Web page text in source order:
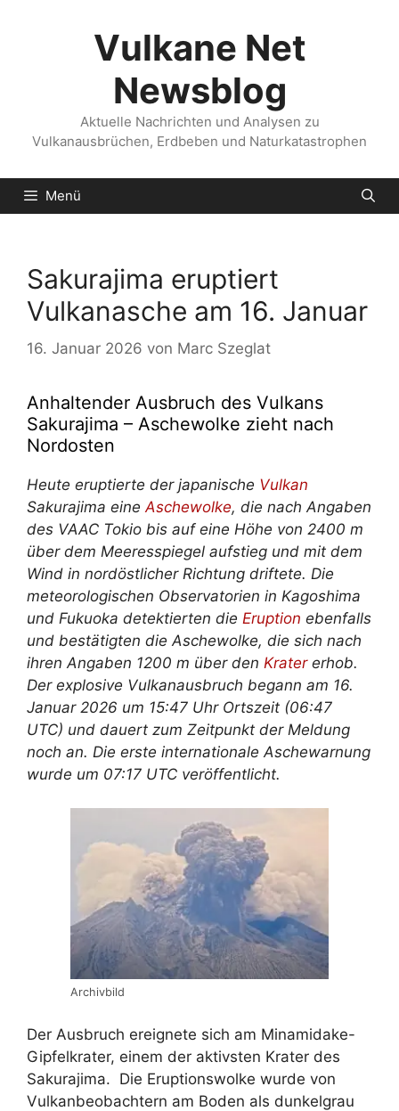
Vulkane Net
Newsblog
Aktuelle Nachrichten und Analysen zu
Vulkanausbrüchen, Erdbeben und Naturkatastrophen
Menü
Sakurajima eruptiert
Vulkanasche am 16. Januar
16. Januar 2026 von Marc Szeglat
Anhaltender Ausbruch des Vulkans
Sakurajima – Aschewolke zieht nach
Nordosten
Heute eruptierte der japanische Vulkan
Sakurajima eine Aschewolke, die nach Angaben
des VAAC Tokio bis auf eine Höhe von 2400 m
über dem Meeresspiegel aufstieg und mit dem
Wind in nordöstlicher Richtung driftete. Die
meteorologischen Observatorien in Kagoshima
und Fukuoka detektierten die Eruption ebenfalls
und bestätigten die Aschewolke, die sich nach
ihren Angaben 1200 m über den Kratererhob.
Der explosive Vulkanausbruch begann am 16.
Januar 2026 um 15:47 Uhr Ortszeit (06:47
UTC) und dauert zum Zeitpunkt der Meldung
noch an. Die erste internationale Aschewarnung
wurde um 07:17 UTC veröffentlicht.
Archivbild
Der Ausbruch ereignete sich am Minamidake-
Gipfelkrater, einem der aktivsten Krater des
Sakurajima. Die Eruptionswolke wurde von
Vulkanbeobachtern am Boden als dunkelgrau